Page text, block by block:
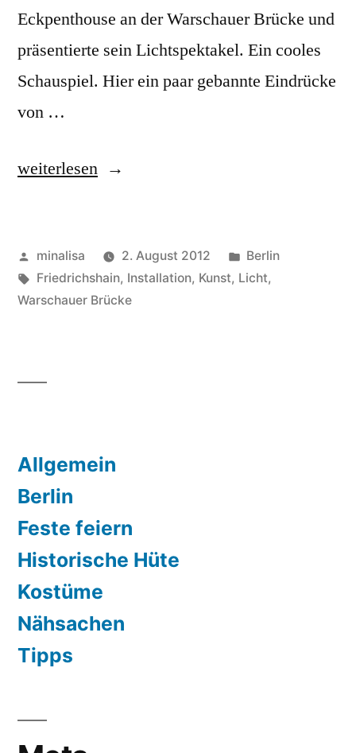
Eckpenthouse an der Warschauer Brücke und
präsentierte sein Lichtspektakel. Ein cooles
Schauspiel. Hier ein paar gebannte Eindrücke
von …
„was
weiterlesen
Veröffentlicht
von
minalisa 2. August 2012
Veröffentlicht
unter
Berlin
Schlagwörter:
Friedrichshain, Installation, Kunst, Licht,
Warschauer Brücke
Allgemein
Berlin
Feste feiern
Historische Hüte
Kostüme
Nähsachen
Tipps